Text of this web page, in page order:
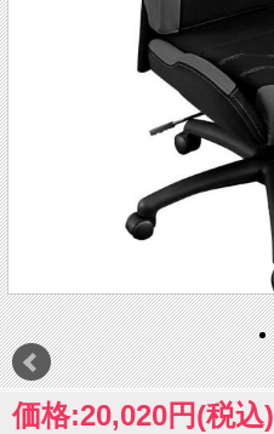
価格:20,020円(税込)